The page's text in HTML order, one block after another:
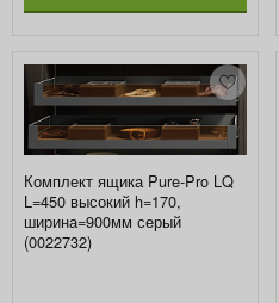
Комплект ящика Pure-Pro LQ
L=450 высокий h=170,
ширина=900мм серый
(0022732)